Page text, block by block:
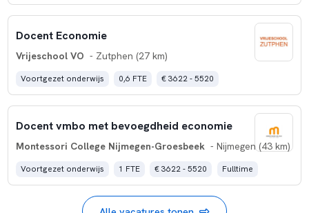
Docent Economie
Vrijeschool VO - Zutphen (27 km)
Voortgezet onderwijs 0,6 FTE € 3622 - 5520
Docent vmbo met bevoegdheid economie
Montessori College Nijmegen-Groesbeek - Nijmegen (43 km)
Voortgezet onderwijs 1 FTE € 3622 - 5520 Fulltime